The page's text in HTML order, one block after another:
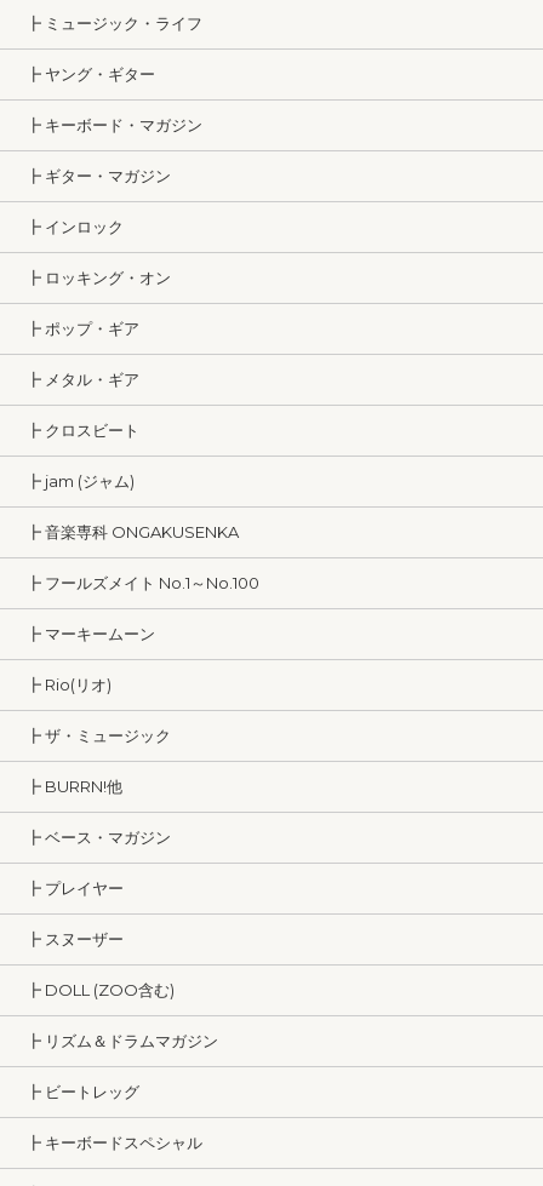
┣ ミュージック・ライフ
┣ ヤング・ギター
┣ キーボード・マガジン
┣ ギター・マガジン
┣ インロック
┣ ロッキング・オン
┣ ポップ・ギア
┣ メタル・ギア
┣ クロスビート
┣ jam (ジャム)
┣ 音楽専科 ONGAKUSENKA
┣ フールズメイト No.1～No.100
┣ マーキームーン
┣ Rio(リオ)
┣ ザ・ミュージック
┣ BURRN!他
┣ ベース・マガジン
┣ プレイヤー
┣ スヌーザー
┣ DOLL (ZOO含む)
┣ リズム＆ドラムマガジン
┣ ビートレッグ
┣ キーボードスペシャル